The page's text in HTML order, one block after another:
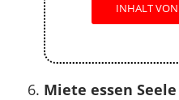
INHALT VON
Miete essen